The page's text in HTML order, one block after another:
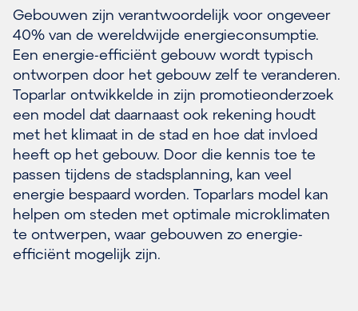
Gebouwen zijn verantwoordelijk voor ongeveer
40% van de wereldwijde energieconsumptie.
Een energie-efficiënt gebouw wordt typisch
ontworpen door het gebouw zelf te veranderen.
Toparlar ontwikkelde in zijn promotieonderzoek
een model dat daarnaast ook rekening houdt
met het klimaat in de stad en hoe dat invloed
heeft op het gebouw. Door die kennis toe te
passen tijdens de stadsplanning, kan veel
energie bespaard worden. Toparlars model kan
helpen om steden met optimale microklimaten
te ontwerpen, waar gebouwen zo energie-
efficiënt mogelijk zijn.